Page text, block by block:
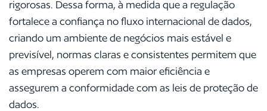
rigorosas. Dessa forma, à medida que a regulação
fortalece a confiança no fluxo internacional de dados,
criando um ambiente de negócios mais estável e
previsível, normas claras e consistentes permitem que
as empresas operem com maior eficiência e
assegurem a conformidade com as leis de proteção de
dados.